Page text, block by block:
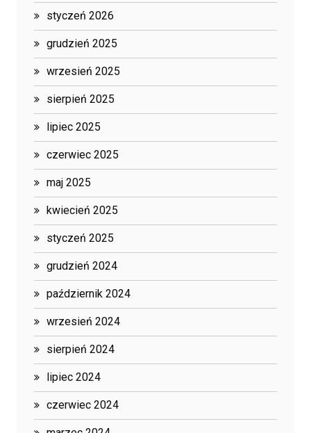
styczeń 2026
grudzień 2025
wrzesień 2025
sierpień 2025
lipiec 2025
czerwiec 2025
maj 2025
kwiecień 2025
styczeń 2025
grudzień 2024
październik 2024
wrzesień 2024
sierpień 2024
lipiec 2024
czerwiec 2024